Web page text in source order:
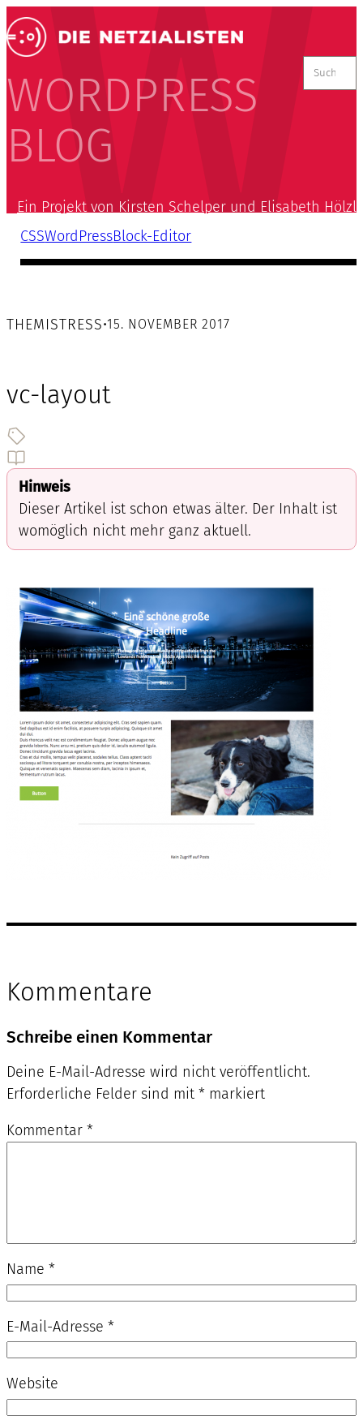
WORDPRESS
BLOG
nach:
Ein Projekt von Kirsten Schelper und Elisabeth Hölzl
CSSWordPressBlock-Editor
THEMISTRESS•15. NOVEMBER 2017
vc-layout
Hinweis
Dieser Artikel ist schon etwas älter. Der Inhalt ist
womöglich nicht mehr ganz aktuell.
Kommentare
Schreibe einen Kommentar
Deine E-Mail-Adresse wird nicht veröffentlicht.
Erforderliche Felder sind mit * markiert
Kommentar *
Name *
E-Mail-Adresse *
Website